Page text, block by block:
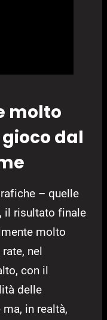
molto
dal
– quelle
il risultato finale
molto
nel
con il
delle
in realtà,